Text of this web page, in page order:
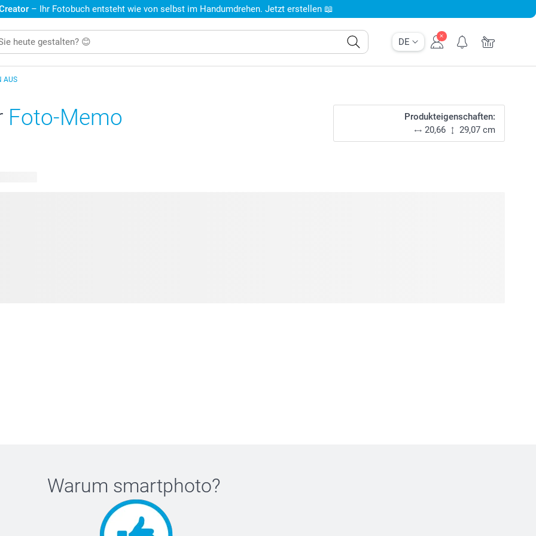
DE
– Ihr Fotobuch entsteht wie von selbst im Handumdrehen. Jetzt erstellen 📖
AUS
Foto-Memo
Produkteigenschaften:
20,66
29,07 cm
Warum smartphoto?